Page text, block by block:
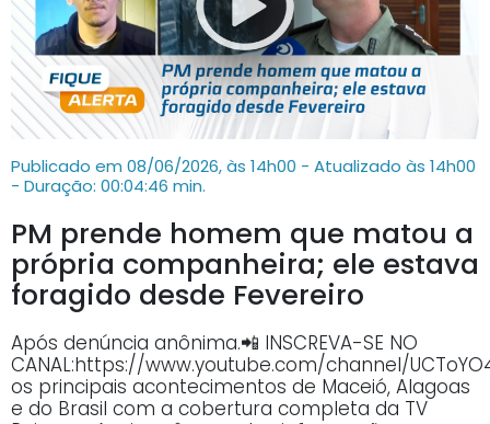
Publicado em 08/06/2026, às 14h00 - Atualizado às 14h00
- Duração: 00:04:46 min.
PM prende homem que matou a
própria companheira; ele estava
foragido desde Fevereiro
Após denúncia anônima.📲 INSCREVA-SE NO
CANAL:https://www.youtube.com/channel/
os principais acontecimentos de Maceió, Alagoas
e do Brasil com a cobertura completa da TV